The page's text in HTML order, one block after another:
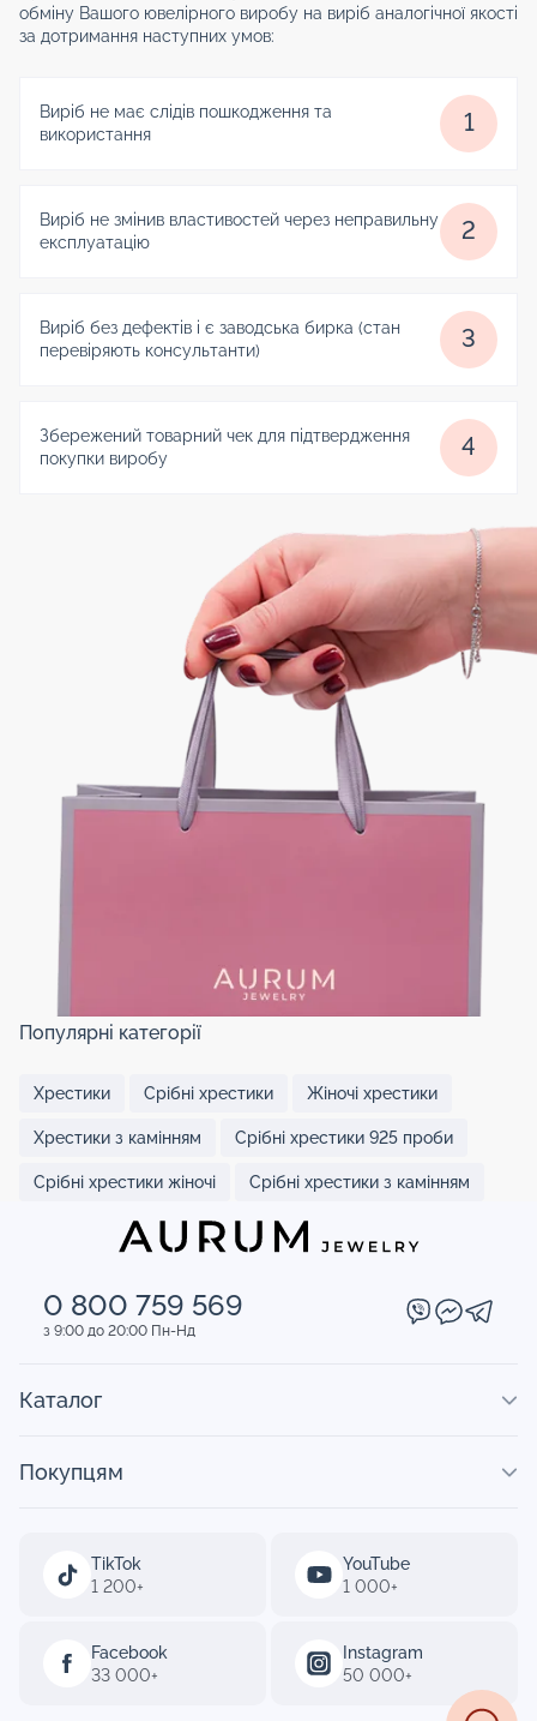
обміну Вашого ювелірного виробу на виріб аналогічної якості
за дотримання наступних умов:
Виріб не має слідів пошкодження та
використання
1
Виріб не змінив властивостей через неправильну
експлуатацію
2
Виріб без дефектів і є заводська бирка (стан
перевіряють консультанти)
3
Збережений товарний чек для підтвердження
покупки виробу
4
Популярні категорії
Хрестики Срібні хрестики Жіночі хрестики
Хрестики з камінням Срібні хрестики 925 проби
Срібні хрестики жіночі Срібні хрестики з камінням
0 800 759 569
з 9:00 до 20:00 Пн-Нд
TikTok
1 200+
YouTube
1 000+
Facebook
33 000+
Instagram
50 000+
Каталог
Покупцям